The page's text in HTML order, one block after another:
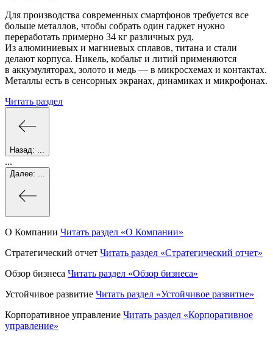
Для производства современных смартфонов требуется все
больше металлов, чтобы собрать один гаджет нужно
переработать примерно 34 кг различных руд.
Из алюминиевых и магниевых сплавов, титана и стали
делают корпуса. Никель, кобальт и литий применяются
в аккумуляторах, золото и медь — в микросхемах и контактах.
Металлы есть в сенсорных экранах, динамиках и микрофонах.
Читать раздел
Назад:
...
Далее:
О Компании Читать раздел «О Компании»
Стратегический отчет Читать раздел «Стратегический отчет»
Обзор бизнеса Читать раздел «Обзор бизнеса»
Устойчивое развитие Читать раздел «Устойчивое развитие»
Корпоративное управление Читать раздел «Корпоративное
управление»